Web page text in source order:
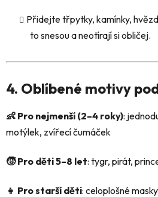
Přidejte třpytky, kamínky,
to snesou a neotírají si obličej.
4. Oblíbené motivy
👶 Pro nejmenší (2–4 roky):
motýlek, zvířecí čumáček
🧒 Pro děti 5–8 let: tygr, pirát,
👧 Pro starší děti: celoplošné